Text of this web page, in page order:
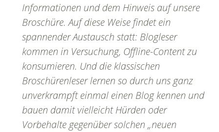
Informationen und dem Hinweis auf unsere
Broschüre. Auf diese Weise findet ein
spannender Austausch statt: Blogleser
kommen in Versuchung, Offline-Content zu
konsumieren. Und die klassischen
Broschürenleser lernen so durch uns ganz
unverkrampft einmal einen Blog kennen und
bauen damit vielleicht Hürden oder
Vorbehalte gegenüber solchen „neuen